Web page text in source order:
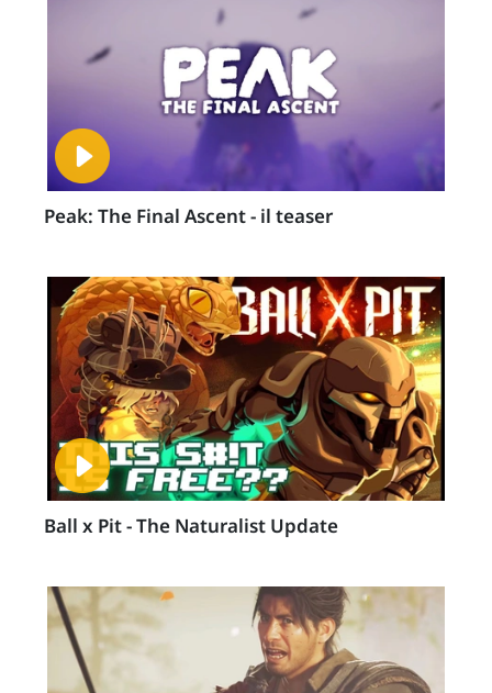
Peak: The Final Ascent - il teaser
Ball x Pit - The Naturalist Update